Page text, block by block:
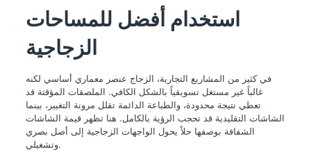
استخدام أفضل للمساحات
الزجاجية
في كثير من المشاريع التجارية، الزجاج عنصر معماري أساسي لكنه
غالباً غير مستغل تسويقياً بالشكل الكافي. الملصقات المؤقتة قد
تعطي نتيجة محدودة، والطباعة الدائمة تقلل مرونة التغيير، بينما
الشاشات التقليدية قد تحجب الرؤية بالكامل. هنا تظهر قيمة الشاشات
الشفافة بوصفها حلاً يحول الواجهات الزجاجية إلى أصل بصري
وتشغيلي.